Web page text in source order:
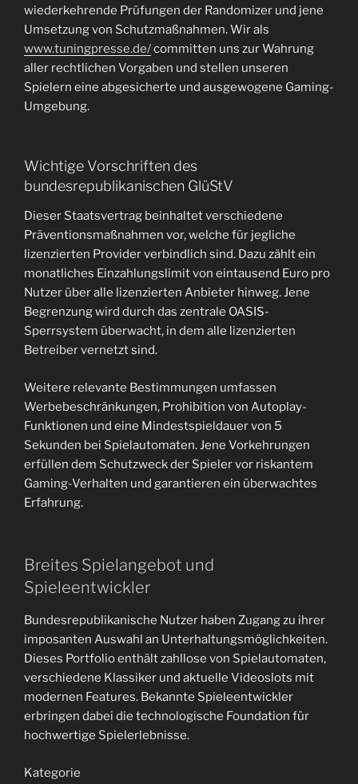
wiederkehrende Prüfungen der Randomizer und jene
Umsetzung von Schutzmaßnahmen. Wir als
www.tuningpresse.de/committen uns zur Wahrung
aller rechtlichen Vorgaben und stellen unseren
Spielern eine abgesicherte und ausgewogene Gaming-
Umgebung.
Wichtige Vorschriften des
bundesrepublikanischen GlüStV
Dieser Staatsvertrag beinhaltet verschiedene
Präventionsmaßnahmen vor, welche für jegliche
lizenzierten Provider verbindlich sind. Dazu zählt ein
monatliches Einzahlungslimit von eintausend Euro pro
Nutzer über alle lizenzierten Anbieter hinweg. Jene
Begrenzung wird durch das zentrale OASIS-
Sperrsystem überwacht, in dem alle lizenzierten
Betreiber vernetzt sind.
Weitere relevante Bestimmungen umfassen
Werbebeschränkungen, Prohibition von Autoplay-
Funktionen und eine Mindestspieldauer von 5
Sekunden bei Spielautomaten. Jene Vorkehrungen
erfüllen dem Schutzweck der Spieler vor riskantem
Gaming-Verhalten und garantieren ein überwachtes
Erfahrung.
Breites Spielangebot und
Spieleentwickler
Bundesrepublikanische Nutzer haben Zugang zu ihrer
imposanten Auswahl an Unterhaltungsmöglichkeiten.
Dieses Portfolio enthält zahllose von Spielautomaten,
verschiedene Klassiker und aktuelle Videoslots mit
modernen Features. Bekannte Spieleentwickler
erbringen dabei die technologische Foundation für
hochwertige Spielerlebnisse.
Kategorie